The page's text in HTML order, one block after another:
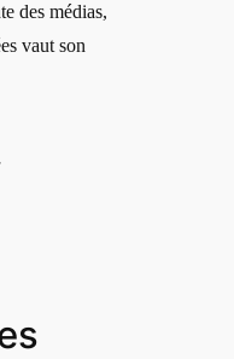
des médias,
vaut son